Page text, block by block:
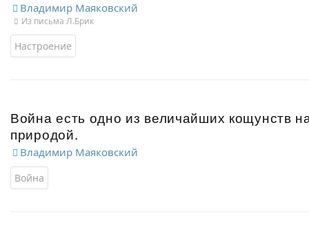
Владимир Маяковский
Из письма Л.Брик
Настроение
Война есть одно из величайших кощунств
природой.
Владимир Маяковский
Война